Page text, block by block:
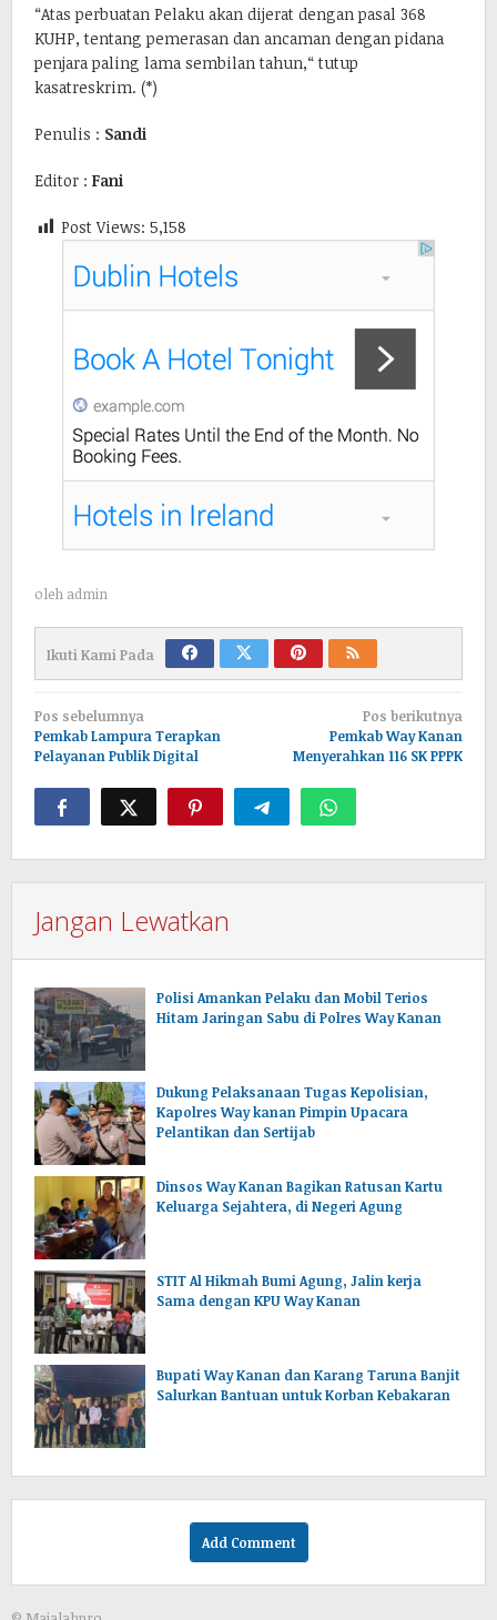
“Atas perbuatan Pelaku akan dijerat dengan pasal 368
KUHP, tentang pemerasan dan ancaman dengan pidana
penjara paling lama sembilan tahun,“ tutup
kasatreskrim. (*)
Penulis : Sandi
Editor : Fani
Post Views: 5,158
oleh admin
Ikuti Kami Pada
Navigasi
pos
Pos sebelumnya
Pemkab Lampura Terapkan
Pelayanan Publik Digital
Pos berikutnya
Pemkab Way Kanan
Menyerahkan 116 SK PPPK
Jangan Lewatkan
Polisi Amankan Pelaku dan Mobil Terios
Hitam Jaringan Sabu di Polres Way Kanan
Dukung Pelaksanaan Tugas Kepolisian,
Kapolres Way kanan Pimpin Upacara
Pelantikan dan Sertijab
Dinsos Way Kanan Bagikan Ratusan Kartu
Keluarga Sejahtera, di Negeri Agung
STIT Al Hikmah Bumi Agung, Jalin kerja
Sama dengan KPU Way Kanan
Bupati Way Kanan dan Karang Taruna Banjit
Salurkan Bantuan untuk Korban Kebakaran
Add Comment